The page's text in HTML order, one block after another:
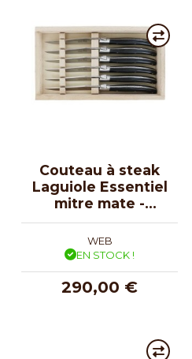
Couteau à steak
Laguiole Essentiel
mitre mate -
coffret de 6
WEB
EN STOCK !
290,00 €